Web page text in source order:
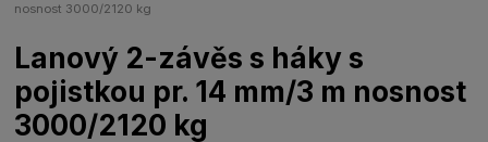
nosnost 3000/2120 kg
Lanový 2-závěs s háky s
pojistkou pr. 14 mm/3 m nosnost
3000/2120 kg